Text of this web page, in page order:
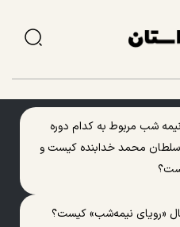
شب مربوط به کدام دوره
محمد خدابنده کیست و
«رویای نیمه‌شب» کیست؟